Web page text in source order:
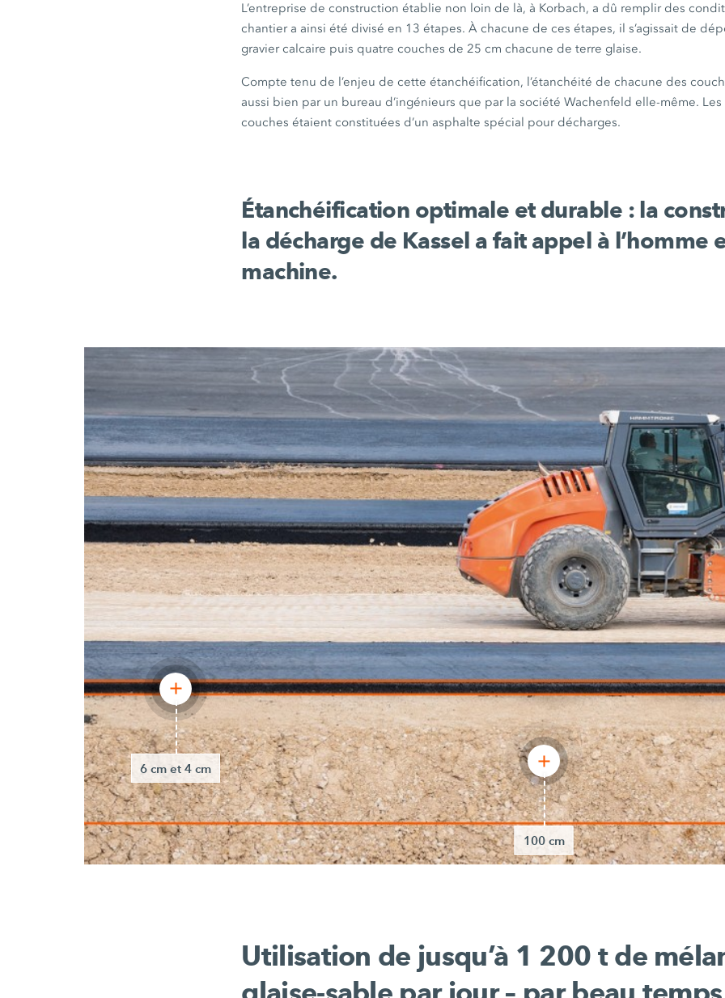
L’entreprise de construction établie non loin de là, à Korbach, a dû remplir des
chantier a ainsi été divisé en 13 étapes. À chacune de ces étapes, il s’agissait de
gravier calcaire puis quatre couches de25 cm chacune de terre glaise.
Compte tenu de l’enjeu de cette étanchéification, l’étanchéité de chacune des
aussi bien par un bureau d’ingénieurs que par la société Wachenfeld elle-même.
couches étaient constituées d’un asphalte spécial pour décharges.
Étanchéification optimale et durable : la
la décharge de Kassel a fait appel à l’homme
machine.
6 cm et 4 cm
100 cm
Utilisation de jusqu’à 1 200 t de